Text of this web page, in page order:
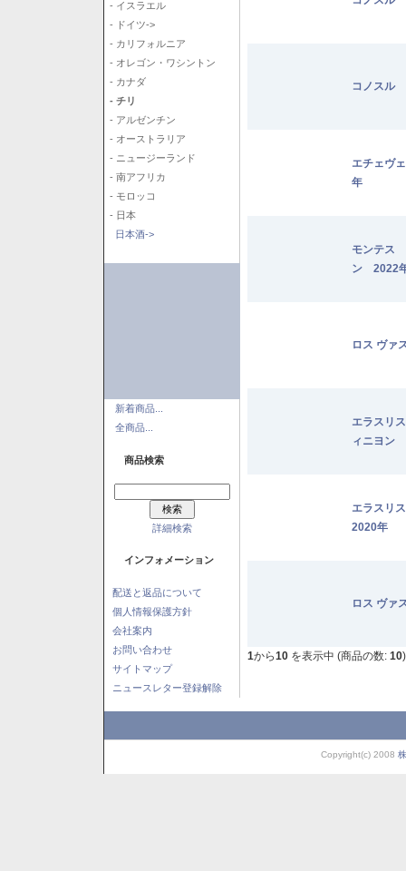
- イスラエル
- ドイツ->
- カリフォルニア
- オレゴン・ワシントン
- カナダ
- チリ
- アルゼンチン
- オーストラリア
- ニュージーランド
- 南アフリカ
- モロッコ
- 日本
日本酒->
新着商品...
全商品...
商品検索
詳細検索
インフォメーション
配送と返品について
個人情報保護方針
会社案内
お問い合わせ
サイトマップ
ニュースレター登録解除
コノスル
エチェヴ
年
モンテス
ン 2022
ロス ヴァ
エラスリ
ィニヨン
エラスリ
2020年
ロス ヴァ
1から10 を表示中 (商品の数: 10)
Copyright(c) 2008